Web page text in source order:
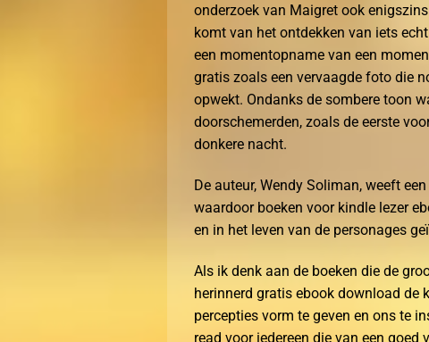
onderzoek van Maigret ook
komt van het ontdekken van iets
een momentopname van een
gratis zoals een vervaagde foto die
opwekt. Ondanks de sombere toon
doorschemerden, zoals de eerste
donkere nacht.
De auteur, Wendy Soliman, weeft
waardoor boeken voor kindle lezer
en in het leven van de personages
Als ik denk aan de boeken die de
herinnerd gratis ebook download de
percepties vorm te geven en ons te
read voor iedereen die van een